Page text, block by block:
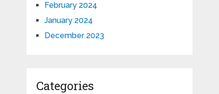
February 2024
January 2024
December 2023
Categories